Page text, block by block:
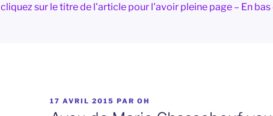
cliquez sur le titre de l'article pour l'avoir pleine page – En
PUBLIÉ
LE
17 AVRIL 2015 PAR OH